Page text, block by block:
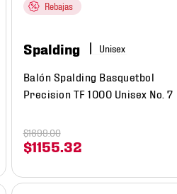
Rebajas
Spalding
Balón Spalding Basquetbol
Precision TF 1000 Unisex No. 7
$1155.32
$1699.00